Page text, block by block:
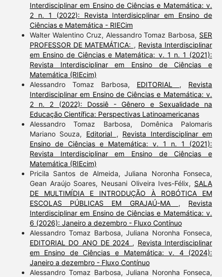
Interdisciplinar em Ensino de Ciências e Matemática: v.
2 n. 1 (2022): Revista Interdisicplinar em Ensino de
Ciências e Matemática - RIECim
Walter Walentino Cruz, Alessandro Tomaz Barbosa, SER
PROFESSOR DE MATEMÁTICA: , Revista Interdisciplinar
em Ensino de Ciências e Matemática: v. 1 n. 1 (2021):
Revista Interdisciplinar em Ensino de Ciências e
Matemática (RIEcim)
Alessandro Tomaz Barbosa, EDITORIAL , Revista
Interdisciplinar em Ensino de Ciências e Matemática: v.
2 n. 2 (2022): Dossiê - Gênero e Sexualidade na
Educação Científica: Perspectivas Latinoamericanas
Alessandro Tomaz Barbosa, Domênica Palomaris
Mariano Souza, Editorial , Revista Interdisciplinar em
Ensino de Ciências e Matemática: v. 1 n. 1 (2021):
Revista Interdisciplinar em Ensino de Ciências e
Matemática (RIEcim)
Pricila Santos de Almeida, Juliana Noronha Fonseca,
Gean Araújo Soares, Neusani Oliveira Ives-Félix, SALA
DE MULTIMÍDIA E INTRODUÇÃO À ROBÓTICA EM
ESCOLAS PÚBLICAS EM GRAJAÚ-MA , Revista
Interdisciplinar em Ensino de Ciências e Matemática: v.
6 (2026): Janeiro a dezembro - Fluxo Contínuo
Alessandro Tomaz Barbosa, Juliana Noronha Fonseca,
EDITORIAL DO ANO DE 2024 , Revista Interdisciplinar
em Ensino de Ciências e Matemática: v. 4 (2024):
Janeiro a dezembro - Fluxo Contínuo
Alessandro Tomaz Barbosa, Juliana Noronha Fonseca,